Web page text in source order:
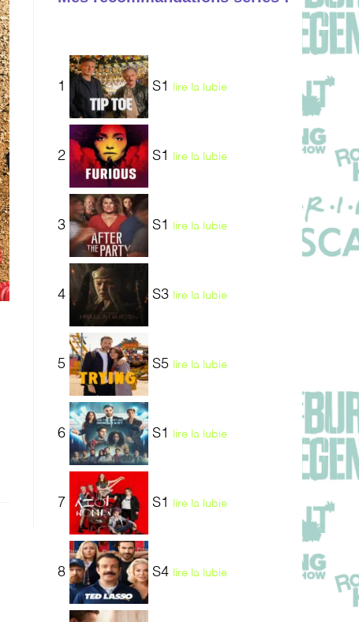
1 S1 lire la lubie
2 S1 lire la lubie
3 S1 lire la lubie
4 S3 lire la lubie
5 S5 lire la lubie
6 S1 lire la lubie
7 S1 lire la lubie
8 S4 lire la lubie